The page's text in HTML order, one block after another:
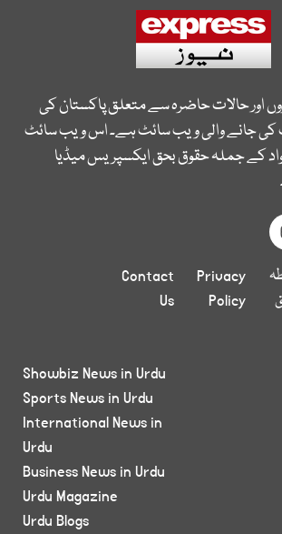
اور حالات حاضرہ سے متعلق پاکستان کی
جانے والی ویب سائٹ ہے۔ اس ویب سائٹ
کے جملہ حقوق بحق ایکسپریس میڈیا
Privacy
Policy
Contact
Us
Showbiz News in Urdu
Sports News in Urdu
International News in
Urdu
Business News in Urdu
Urdu Magazine
Urdu Blogs